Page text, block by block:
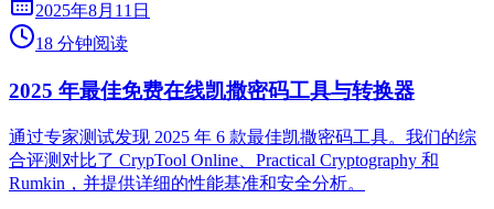
2025年8月11日
18 分钟阅读
2025 年最佳免费在线凯撒密码工具与转换器
通过专家测试发现 2025 年 6 款最佳凯撒密码工具。我们的综
合评测对比了 CrypTool Online、Practical Cryptography 和
Rumkin，并提供详细的性能基准和安全分析。